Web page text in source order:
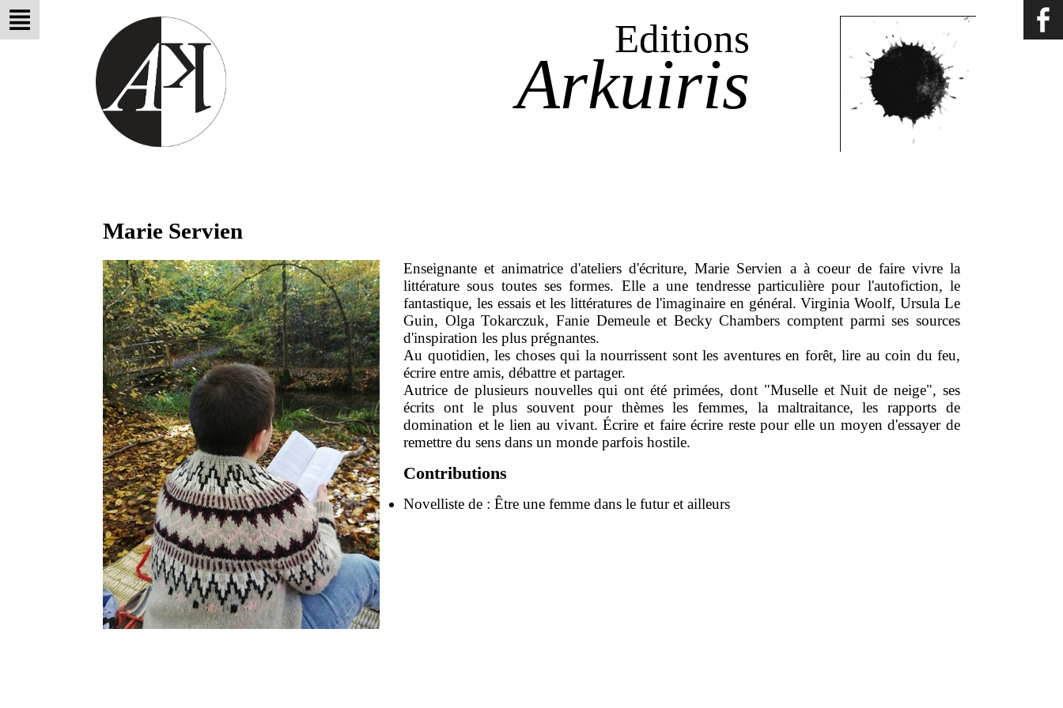
Editions
Arkuiris
Marie Servien
Enseignante et animatrice d'ateliers d'écriture, Marie Servien a à coeur de faire vivre la
littérature sous toutes ses formes. Elle a une tendresse particulière pour l'autofiction, le
fantastique, les essais et les littératures de l'imaginaire en général. Virginia Woolf, Ursula Le
Guin, Olga Tokarczuk, Fanie Demeule et Becky Chambers comptent parmi ses sources
d'inspiration les plus prégnantes.
Au quotidien, les choses qui la nourrissent sont les aventures en forêt, lire au coin du feu,
écrire entre amis, débattre et partager.
Autrice de plusieurs nouvelles qui ont été primées, dont "Muselle et Nuit de neige", ses
écrits ont le plus souvent pour thèmes les femmes, la maltraitance, les rapports de
domination et le lien au vivant. Écrire et faire écrire reste pour elle un moyen d'essayer de
remettre du sens dans un monde parfois hostile.
Contributions
Novelliste de : Être une femme dans le futur et ailleurs